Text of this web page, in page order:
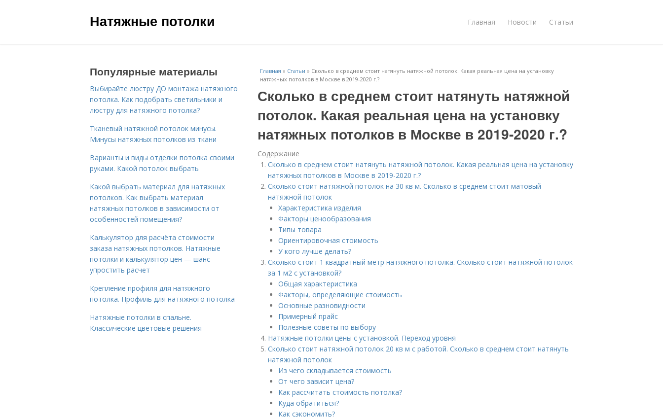
Натяжные потолки Главная Новости Статьи
Главная » Статьи » Сколько в среднем стоит натянуть натяжной потолок. Какая реальная цена на установку
натяжных потолков в Москве в 2019-2020 г.?
Сколько в среднем стоит натянуть натяжной
потолок. Какая реальная цена на установку
натяжных потолков в Москве в 2019-2020 г.?
Содержание
Сколько в среднем стоит натянуть натяжной потолок. Какая реальная цена на установку
натяжных потолков в Москве в 2019-2020 г.?
Сколько стоит натяжной потолок на 30 кв м. Сколько в среднем стоит матовый
натяжной потолок
Характеристика изделия
Факторы ценообразования
Типы товара
Ориентировочная стоимость
У кого лучше делать?
Сколько стоит 1 квадратный метр натяжного потолка. Сколько стоит натяжной потолок
за 1 м2 с установкой?
Общая характеристика
Факторы, определяющие стоимость
Основные разновидности
Примерный прайс
Полезные советы по выбору
Натяжные потолки цены с установкой. Переход уровня
Сколько стоит натяжной потолок 20 кв м с работой. Сколько в среднем стоит натянуть
натяжной потолок
Из чего складывается стоимость
От чего зависит цена?
Как рассчитать стоимость потолка?
Куда обратиться?
Как сэкономить?
Популярные материалы
Выбирайте люстру ДО монтажа натяжного
потолка. Как подобрать светильники и
люстру для натяжного потолка?
Тканевый натяжной потолок минусы.
Минусы натяжных потолков из ткани
Варианты и виды отделки потолка своими
руками. Какой потолок выбрать
Какой выбрать материал для натяжных
потолков. Как выбрать материал
натяжных потолков в зависимости от
особенностей помещения?
Калькулятор для расчёта стоимости
заказа натяжных потолков. Натяжные
потолки и калькулятор цен — шанс
упростить расчет
Крепление профиля для натяжного
потолка. Профиль для натяжного потолка
Натяжные потолки в спальне.
Классические цветовые решения